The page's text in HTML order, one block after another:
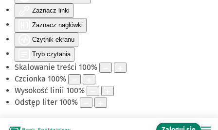
Zaznacz linki
Zaznacz nagłówki
Czytnik ekranu
Tryb czytania
Skalowanie treści 100%
Czcionka 100%
Wysokość linii 100%
Odstęp liter 100%